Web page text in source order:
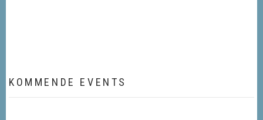
KOMMENDE EVENTS